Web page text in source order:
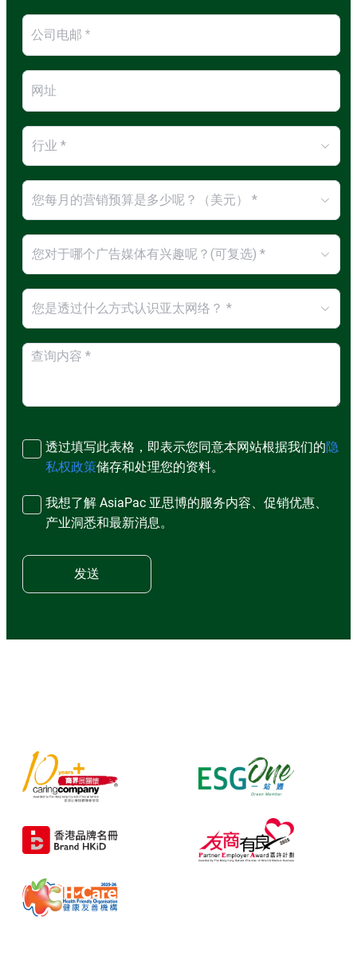
行业 *
您每月的营销预算是多少呢？（美元） *
您对于哪个广告媒体有兴趣呢？(可复选) *
您是透过什么方式认识亚太网络？ *
透过填写此表格，即表示您同意本网站根据我们的隐
私权政策储存和处理您的资料。
我想了解 AsiaPac 亚思博的服务内容、促销优惠、
产业洞悉和最新消息。
发送